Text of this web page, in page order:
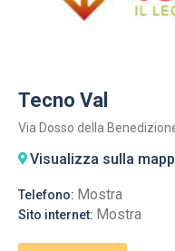
Tecno Val
Via Dosso della
Visualizza sulla
Telefono: Mostra
Sito internet: Mostra